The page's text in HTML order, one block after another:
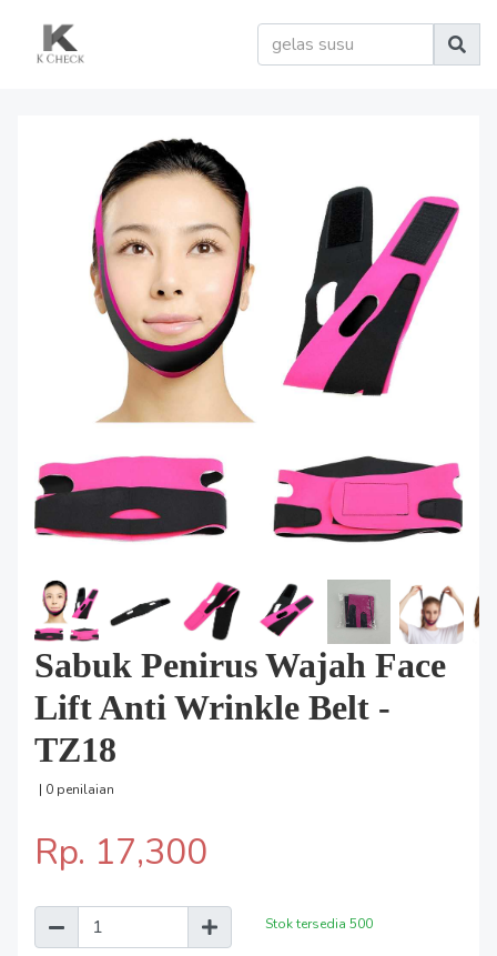
Sabuk Penirus Wajah Face
Lift Anti Wrinkle Belt -
TZ18
| 0 penilaian
Rp. 17,300
Stok tersedia 500